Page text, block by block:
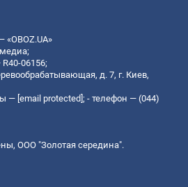
06156;
д. 7, г. Киев,
— [email protected]; - телефон — (044)
ООО "Золотая середина".